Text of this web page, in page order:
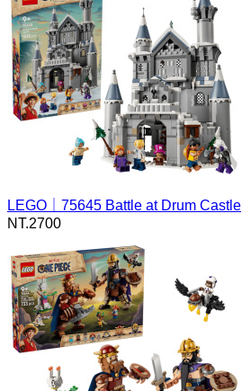
LEGO｜75645 Battle at Drum Castle
NT.2700